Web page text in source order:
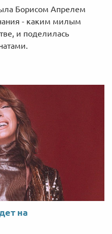
Борисом Апрелем
- каким милым
и поделилась
на